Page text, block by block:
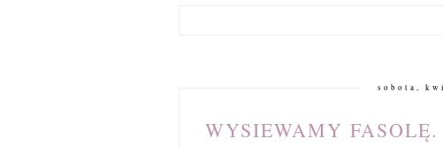
sobota,
WYSIEWAMY